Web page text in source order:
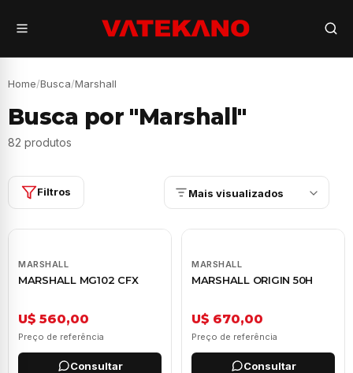
Home/Busca/Marshall
Busca por "Marshall"
82 produtos
Filtros Mais visualizados
MARSHALL
MARSHALL MG102 CFX
U$ 560,00
Preço de referência
Consultar
MARSHALL
MARSHALL ORIGIN 50H
U$ 670,00
Preço de referência
Consultar